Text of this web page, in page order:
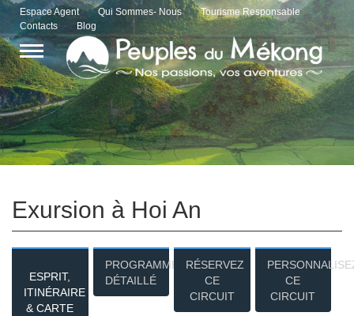
Espace Agent Qui Sommes- Nous
Tourisme Responsable
Contacts
Blog
Exursion à Hoi An
ESPRIT,
ITINÉRAIRE
& CARTE
PROGRAMME
DÉTAILLÉ
RÉSERVEZ
CE
CIRCUIT
CE
CIRCUIT